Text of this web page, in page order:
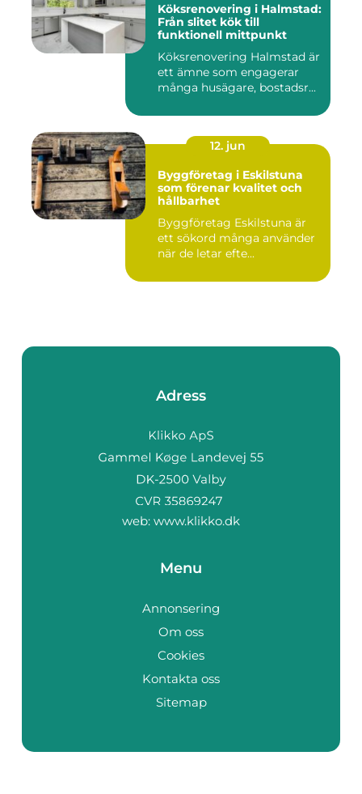
Köksrenovering i Halmstad:
Från slitet kök till
funktionell mittpunkt
Köksrenovering Halmstad är
ett ämne som engagerar
många husägare, bostadsr...
12. jun
Byggföretag i Eskilstuna
som förenar kvalitet och
hållbarhet
Byggföretag Eskilstuna är
ett sökord många använder
när de letar efte...
Adress
web: www.klikko.dk
Menu
Annonsering
Om oss
Cookies
Kontakta oss
Sitemap